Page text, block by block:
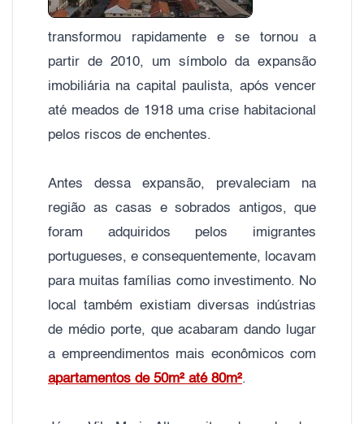
transformou rapidamente e se tornou a
partir de 2010, um símbolo da expansão
imobiliária na capital paulista, após vencer
até meados de 1918 uma crise habitacional
pelos riscos de enchentes.
Antes dessa expansão, prevaleciam na
região as casas e sobrados antigos, que
foram adquiridos pelos imigrantes
portugueses, e consequentemente, locavam
para muitas famílias como investimento. No
local também existiam diversas indústrias
de médio porte, que acabaram dando lugar
a empreendimentos mais econômicos com
apartamentos de 50m² até 80m².